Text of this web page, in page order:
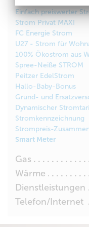
Einfach preiswerter
Strom Privat MAXI
FC Energie Strom
U27 - Strom für
100% Ökostrom aus
Spree-Neiße STROM
Peitzer EdelStrom
Hallo-Baby-Bonus
Grund- und
Dynamischer
Stromkennzeichnung
Strompreis-
Smart Meter
Gas
Wärme
Dienstleistungen
Telefon/Internet